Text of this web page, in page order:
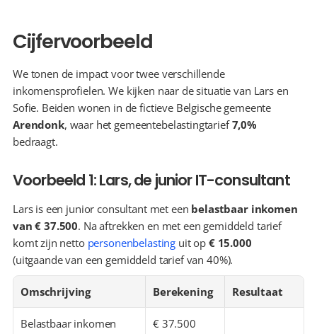
Cijfervoorbeeld
We tonen de impact voor twee verschillende
inkomensprofielen. We kijken naar de situatie van Lars en
Arendonk, waar het gemeentebelastingtarief 7,0%
bedraagt.
Voorbeeld 1: Lars, de junior IT-consultant
Lars is een junior consultant met een belastbaar inkomen
van € 37.500. Na aftrekken en met een gemiddeld tarief
komt zijn netto personenbelasting uit op € 15.000
(uitgaande van een gemiddeld tarief van 40%).
Omschrijving Berekening Resultaat
Belastbaar inkomen € 37.500